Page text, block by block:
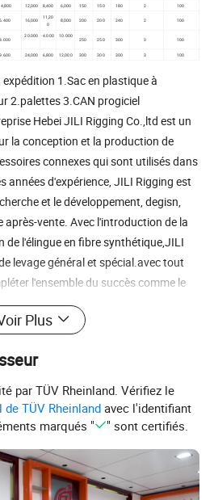
4,800 12,000 8,400 6,000 150 150 180 2 100
6.400 16,000
11,20
0
8,000 200 200 240 2 100
8.000
20.000 4.000 10.000
250 250 300 3 100
9.600 24,000 6,800 12,000 300 300 300 3 100
1.Sac en plastique à
2.palettes 3.CAN progiciel
Hebei JILI Rigging Co.,ltd est un
la conception et la production de
connexes qui sont utilisés dans
années d'expérience, JILI Rigging est
et le développement, degisn,
après-vente. Avec l'introduction de la
de l'élingue en fibre synthétique,JILI
levage général et spécial.avec tout
l'ensemble du succès comme le
couture et remplissage de noyau. JILI
avancé, force technique forte,
séries de produits comme des
de levage, des sangles de cliquet,
des systèmes de rigeage complets,
d'autres produits connexes, ils sont
le pétrole, l'aviation, l'espace, la
et l'équipement minier et la
Plus
par TÜV Rheinland. Vérifiez le
TÜV Rheinland avec l'identifiant
marqués " " sont certifiés.